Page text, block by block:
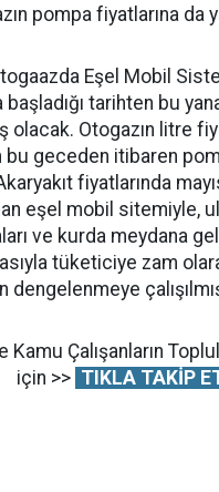
pompa fiyatlarına da
Eşel Mobil
başladığı tarihten bu
olacak. Otogazın litre
bu geceden itibaren
fiyatlarında
eşel mobil sitemiyle,
ve kurda meydana
tüketiciye zam
dengelenmeye
Kamu Çalışanların
için >> TIKLA TAKİP